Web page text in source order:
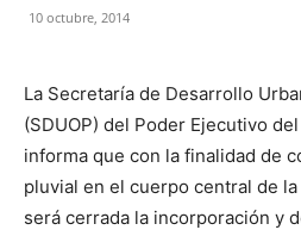
10 octubre, 2014
La Secretaría de Desarrollo
(SDUOP) del Poder Ejecutivo
informa que con la finalidad de
pluvial en el cuerpo central de
será cerrada la incorporación y